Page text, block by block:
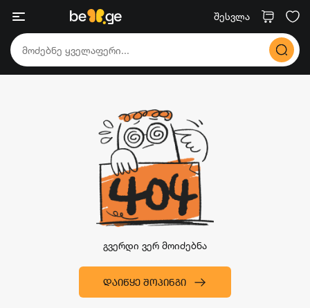
შესვლა
გვერდი ვერ მოიძებნა
ᲓᲐᲘᲬᲧᲔ ᲨᲝᲞᲘᲜᲒᲘ